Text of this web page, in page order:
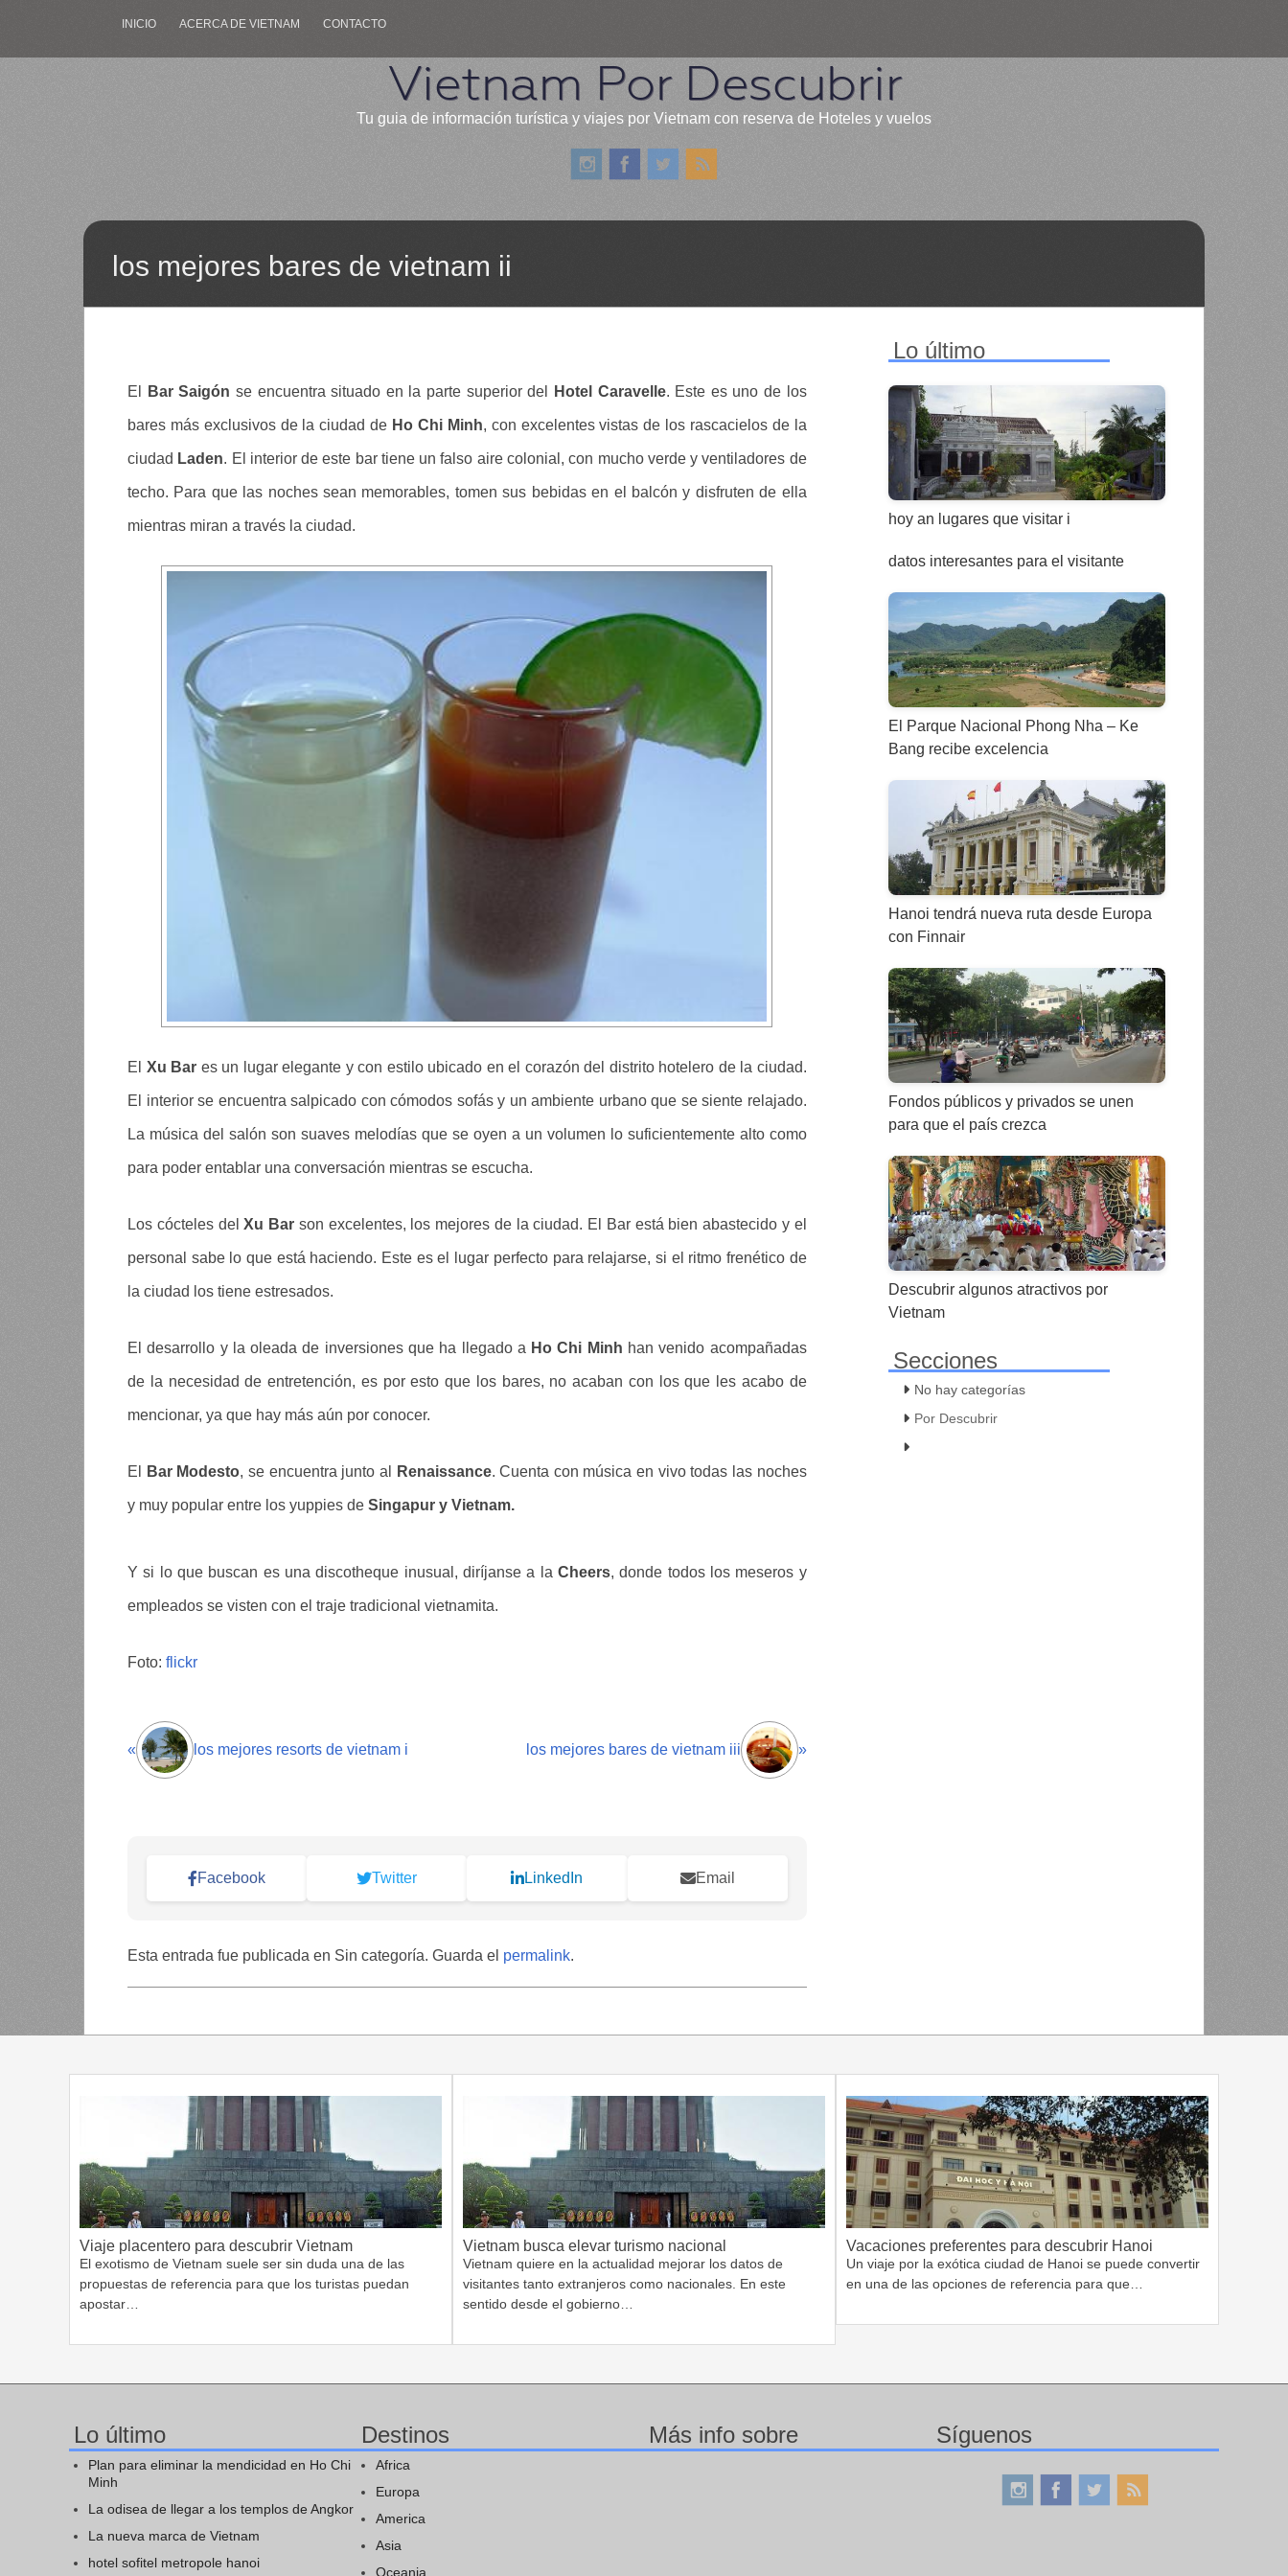
INICIO ACERCA DE VIETNAM CONTACTO
Vietnam Por Descubrir
Tu guia de información turística y viajes por Vietnam con reserva de Hoteles y vuelos
los mejores bares de vietnam ii
El Bar Saigón se encuentra situado en la parte superior del Hotel Caravelle. Este es uno de los
bares más exclusivos de la ciudad de Ho Chi Minh, con excelentes vistas de los rascacielos de la
ciudad Laden. El interior de este bar tiene un falso aire colonial, con mucho verde y ventiladores de
techo. Para que las noches sean memorables, tomen sus bebidas en el balcón y disfruten de ella
mientras miran a través la ciudad.
El Xu Bar es un lugar elegante y con estilo ubicado en el corazón del distrito hotelero de la ciudad.
El interior se encuentra salpicado con cómodos sofás y un ambiente urbano que se siente relajado.
La música del salón son suaves melodías que se oyen a un volumen lo suficientemente alto como
para poder entablar una conversación mientras se escucha.
Los cócteles delXu Bar son excelentes, los mejores de la ciudad. El Bar está bien abastecido y el
personal sabe lo que está haciendo. Este es el lugar perfecto para relajarse, si el ritmo frenético de
la ciudad los tiene estresados.
El desarrollo y la oleada de inversiones que ha llegado a Ho Chi Minh han venido acompañadas
de la necesidad de entretención, es por esto que los bares, no acaban con los que les acabo de
mencionar, ya que hay más aún por conocer.
El Bar Modesto, se encuentra junto al Renaissance. Cuenta con música en vivo todas las noches
y muy popular entre los yuppies de Singapur y Vietnam.
Y si lo que buscan es una discotheque inusual, diríjanse a la Cheers, donde todos los meseros y
empleados se visten con el traje tradicional vietnamita.
Foto: flickr
« los mejores resorts de vietnam i los mejores bares de vietnam iii »
Facebook Twitter LinkedIn Email
Esta entrada fue publicada en Sin categoría. Guarda el permalink.
Lo último
hoy an lugares que visitar i
datos interesantes para el visitante
El Parque Nacional Phong Nha – Ke
Bang recibe excelencia
Hanoi tendrá nueva ruta desde Europa
con Finnair
Fondos públicos y privados se unen
para que el país crezca
Descubrir algunos atractivos por
Vietnam
Secciones
No hay categorías
Por Descubrir
Viaje placentero para descubrir Vietnam
El exotismo de Vietnam suele ser sin duda una de las
propuestas de referencia para que los turistas puedan
apostar…
Vietnam busca elevar turismo nacional
Vietnam quiere en la actualidad mejorar los datos de
visitantes tanto extranjeros como nacionales. En este
sentido desde el gobierno…
Vacaciones preferentes para descubrir Hanoi
Un viaje por la exótica ciudad de Hanoi se puede convertir
en una de las opciones de referencia para que…
Lo último
Plan para eliminar la mendicidad en Ho Chi
Minh
La odisea de llegar a los templos de Angkor
La nueva marca de Vietnam
hotel sofitel metropole hanoi
Destinos
Africa
Europa
America
Asia
Oceania
Más info sobre Síguenos